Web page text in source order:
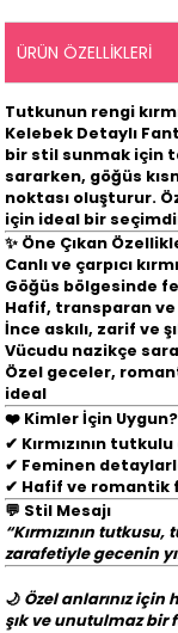
ÜRÜN ÖZELLIKLERI
Tutkunun rengi
Kelebek Detaylı
bir stil sunmak için
sararken, göğüs
noktası oluşturur.
için ideal bir
✨ Öne Çıkan
Canlı ve çarpıcı
Göğüs bölgesinde
Hafif, transparan
İnce askılı, zarif ve
Vücudu nazikçe
Özel geceler,
ideal
❤️ Kimler İçin Uygun?
✔ Kırmızının
✔ Feminen
✔ Hafif ve romantik
💬 Stil Mesajı
“Kırmızının
zarafetiyle gecenin
🌙 Özel anlarınız
şık ve unutulmaz